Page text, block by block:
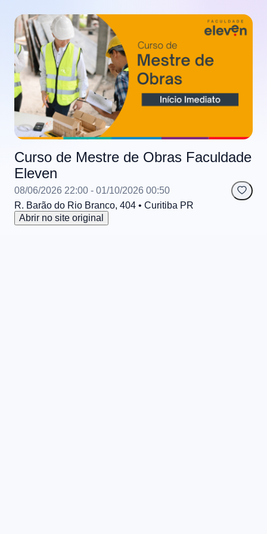
Curso de Mestre de Obras Faculdade
Eleven
08/06/2026 22:00 - 01/10/2026 00:50
R. Barão do Rio Branco, 404 • Curitiba PR
Abrir no site original